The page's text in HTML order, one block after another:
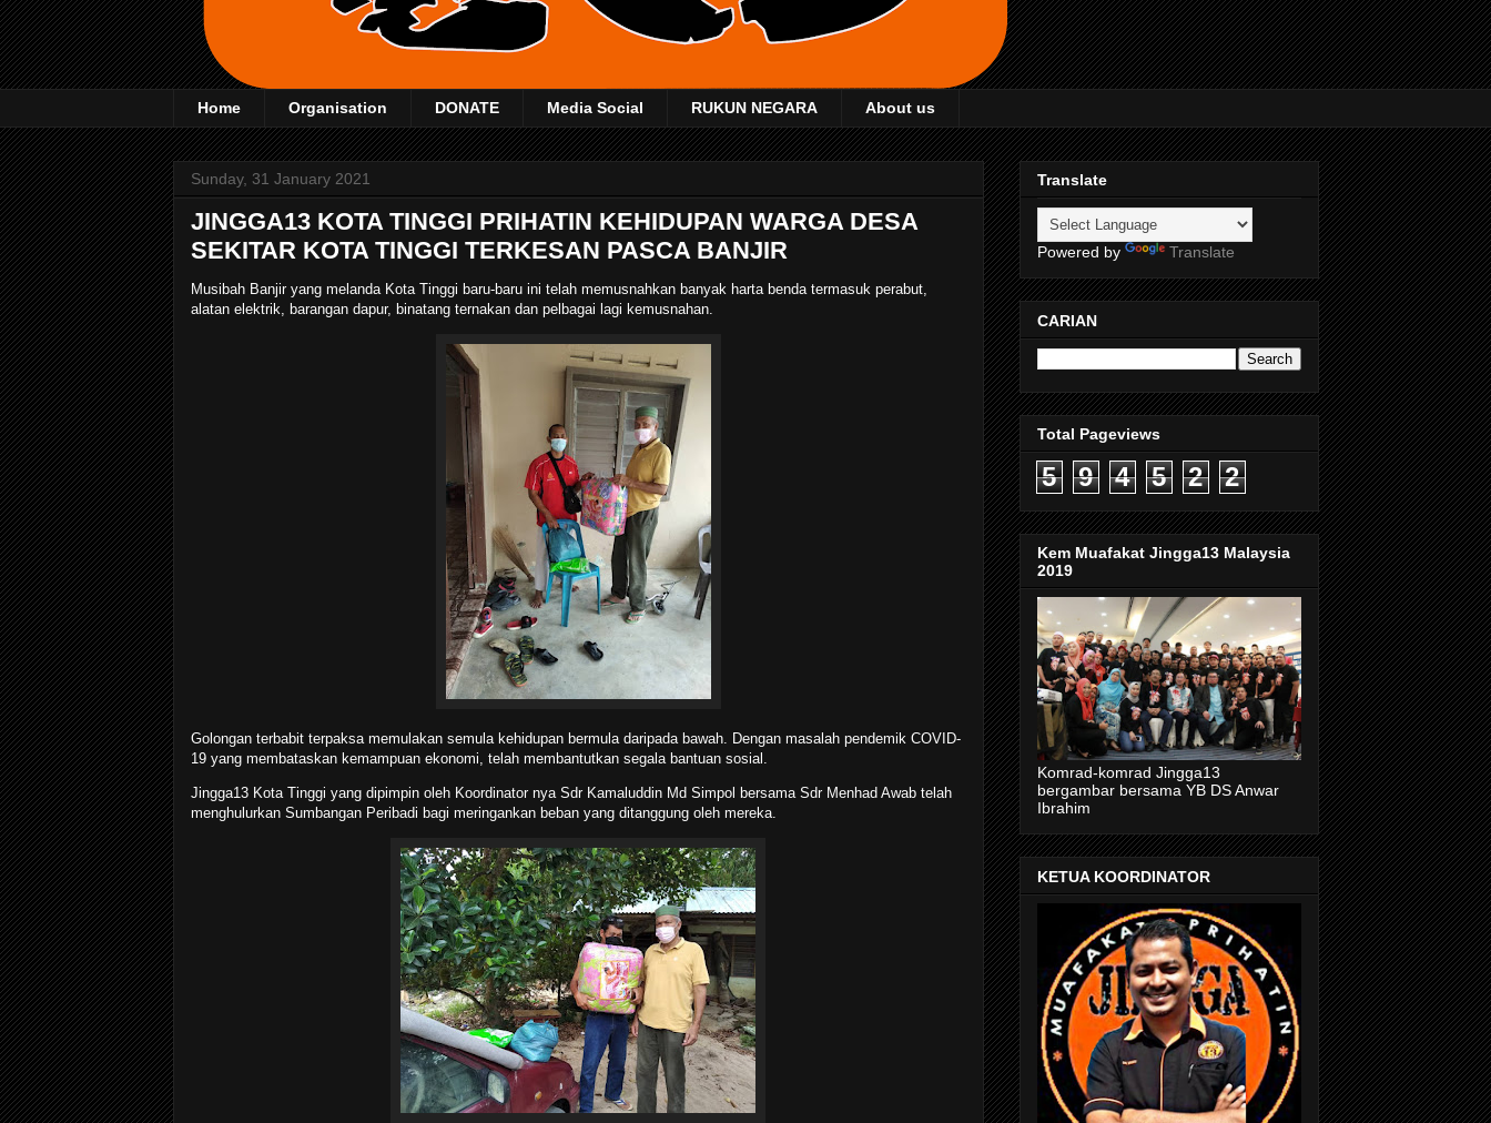
Home Organisation DONATE Media Social RUKUN NEGARA About us
Sunday, 31 January 2021
JINGGA13 KOTA TINGGI PRIHATIN KEHIDUPAN WARGA DESA
SEKITAR KOTA TINGGI TERKESAN PASCA BANJIR
Musibah Banjir yang melanda Kota Tinggi baru-baru ini telah memusnahkan banyak harta benda termasuk perabut,
alatan elektrik, barangan dapur, binatang ternakan dan pelbagai lagi kemusnahan.
Golongan terbabit terpaksa memulakan semula kehidupan bermula daripada bawah. Dengan masalah pendemik COVID-
19 yang membataskan kemampuan ekonomi, telah membantutkan segala bantuan sosial.
Jingga13 Kota Tinggi yang dipimpin oleh Koordinator nya Sdr Kamaluddin Md Simpol bersama Sdr Menhad Awab telah
menghulurkan Sumbangan Peribadi bagi meringankan beban yang ditanggung oleh mereka.
Translate
Powered by Translate
CARIAN
Total Pageviews
5 9 4 5 2 2
Kem Muafakat Jingga13 Malaysia
2019
Komrad-komrad Jingga13
bergambar bersama YB DS Anwar
Ibrahim
KETUA KOORDINATOR